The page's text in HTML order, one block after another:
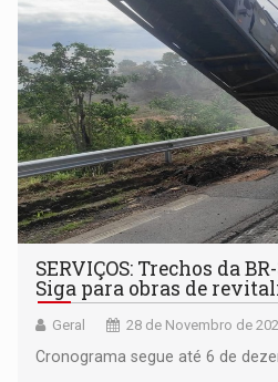
SERVIÇOS: Trechos da
Siga para obras de
Geral 28 de Novembro de
Cronograma segue até 6 de